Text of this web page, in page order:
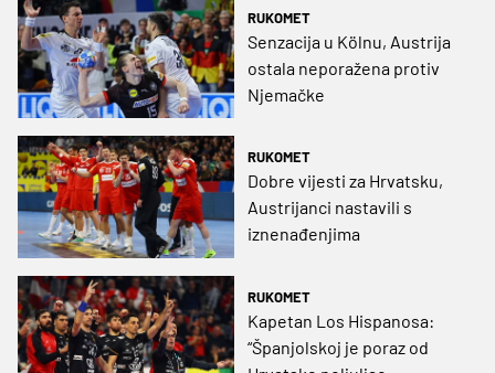
RUKOMET
Senzacija u Kölnu, Austrija
ostala neporažena protiv
Njemačke
RUKOMET
Dobre vijesti za Hrvatsku,
Austrijanci nastavili s
iznenađenjima
RUKOMET
Kapetan Los Hispanosa:
“Španjolskoj je poraz od